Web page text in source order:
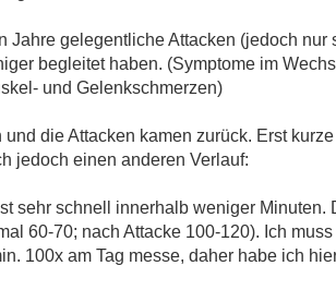
gelegentliche Attacken (jedoch nur
begleitet haben. (Symptome im
und Gelenkschmerzen)
die Attacken kamen zurück. Erst
jedoch einen anderen Verlauf:
sehr schnell innerhalb weniger Minuten.
60-70; nach Attacke 100-120). Ich
100x am Tag messe, daher habe ich